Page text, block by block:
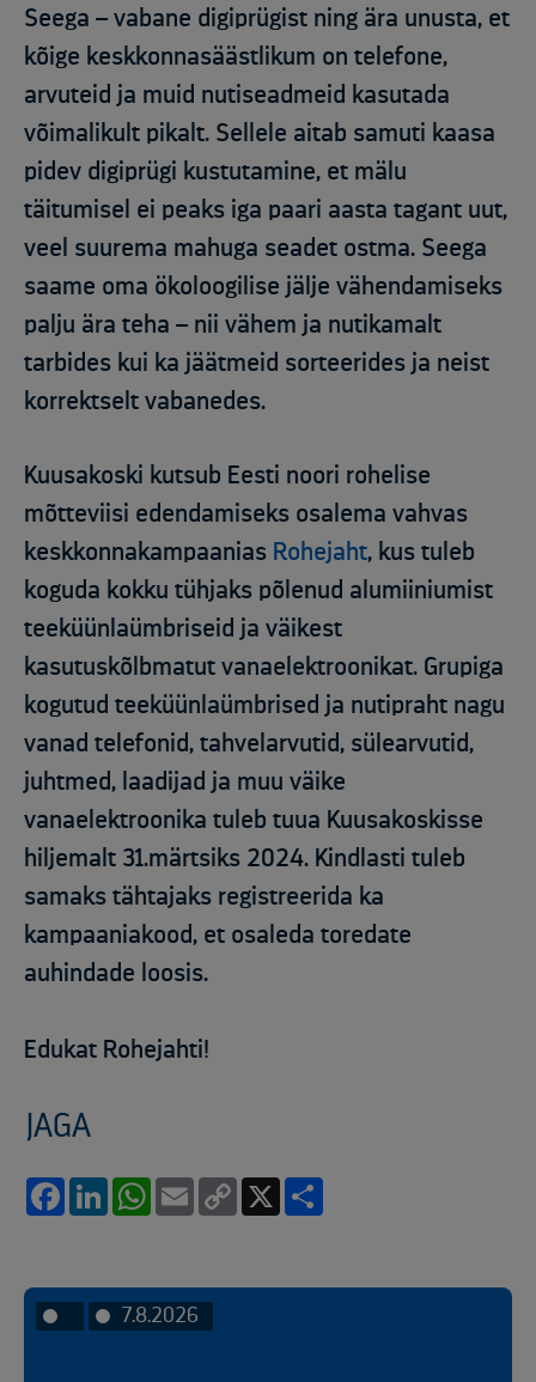
Seega – vabane digiprügist ning ära unusta, et
kõige keskkonnasäästlikum on telefone,
arvuteid ja muid nutiseadmeid kasutada
võimalikult pikalt. Sellele aitab samuti kaasa
pidev digiprügi kustutamine, et mälu
täitumisel ei peaks iga paari aasta tagant uut,
veel suurema mahuga seadet ostma. Seega
saame oma ökoloogilise jälje vähendamiseks
palju ära teha – nii vähem ja nutikamalt
tarbides kui ka jäätmeid sorteerides ja neist
korrektselt vabanedes.
Kuusakoski kutsub Eesti noori rohelise
mõtteviisi edendamiseks osalema vahvas
keskkonnakampaanias Rohejaht, kus tuleb
koguda kokku tühjaks põlenud alumiiniumist
teeküünlaümbriseid ja väikest
kasutuskõlbmatut vanaelektroonikat. Grupiga
kogutud teeküünlaümbrised ja nutipraht nagu
vanad telefonid, tahvelarvutid, sülearvutid,
juhtmed, laadijad ja muu väike
vanaelektroonika tuleb tuua Kuusakoskisse
hiljemalt 31.märtsiks 2024. Kindlasti tuleb
samaks tähtajaks registreerida ka
kampaaniakood, et osaleda toredate
auhindade loosis.
Edukat Rohejahti!
JAGA
FacebookLinkedInWhatsApp
Email
Copy
7.8.2026